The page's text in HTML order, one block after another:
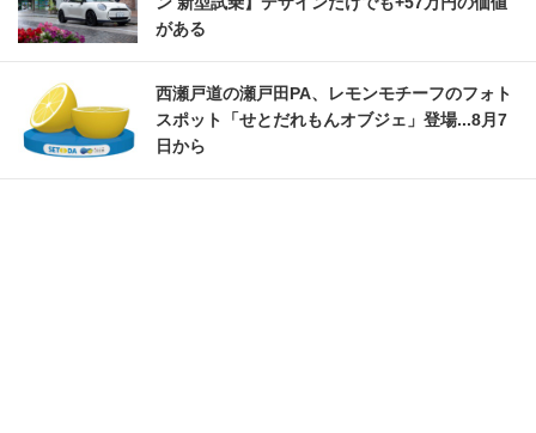
がある
西瀬戸道の瀬戸田PA、レモンモチーフのフォト
スポット「せとだれもんオブジェ」登場...8月7
日から